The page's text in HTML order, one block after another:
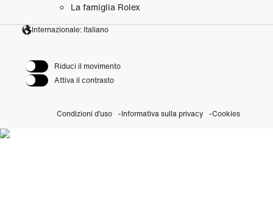
La famiglia Rolex
Internazionale: Italiano
Riduci il movimento
Attiva il contrasto
Condizioni d’uso Informativa sulla privacy Cookies